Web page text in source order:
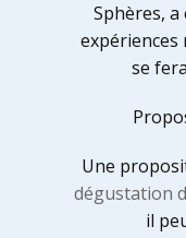
Sphères, a
expériences
se
Une
dégustation
il